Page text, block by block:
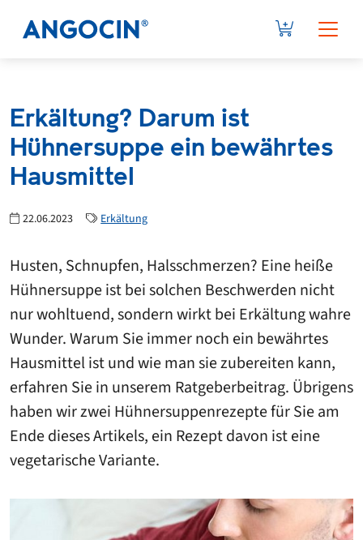
Erkältung? Darum ist
Hühnersuppe ein bewährtes
Hausmittel
22.06.2023 Erkältung
Husten, Schnupfen, Halsschmerzen? Eine heiße
Hühnersuppe ist bei solchen Beschwerden nicht
nur wohltuend, sondern wirkt bei Erkältung wahre
Wunder. Warum Sie immer noch ein bewährtes
Hausmittel ist und wie man sie zubereiten kann,
erfahren Sie in unserem Ratgeberbeitrag. Übrigens
haben wir zwei Hühnersuppenrezepte für Sie am
Ende dieses Artikels, ein Rezept davon ist eine
vegetarische Variante.